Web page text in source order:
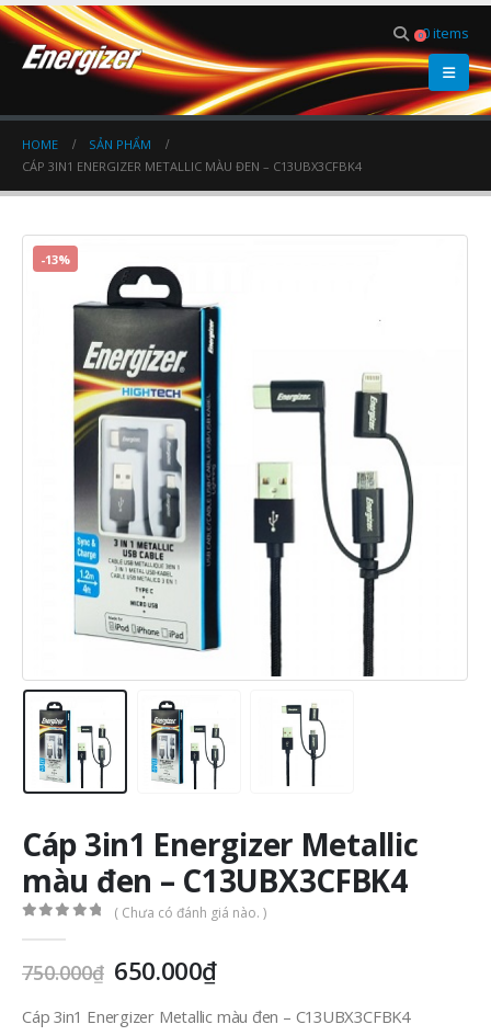
00 items
HOME
SẢN PHẨM
CÁP 3IN1 ENERGIZER METALLIC MÀU ĐEN – C13UBX3CFBK4
-13%
Cáp 3in1 Energizer Metallic
màu đen – C13UBX3CFBK4
( Chưa có đánh giá nào. )
750.000₫ Giá
là:
650.000₫Giá
hiện
tại
Cáp 3in1 Energizer Metallic màu đen – C13UBX3CFBK4